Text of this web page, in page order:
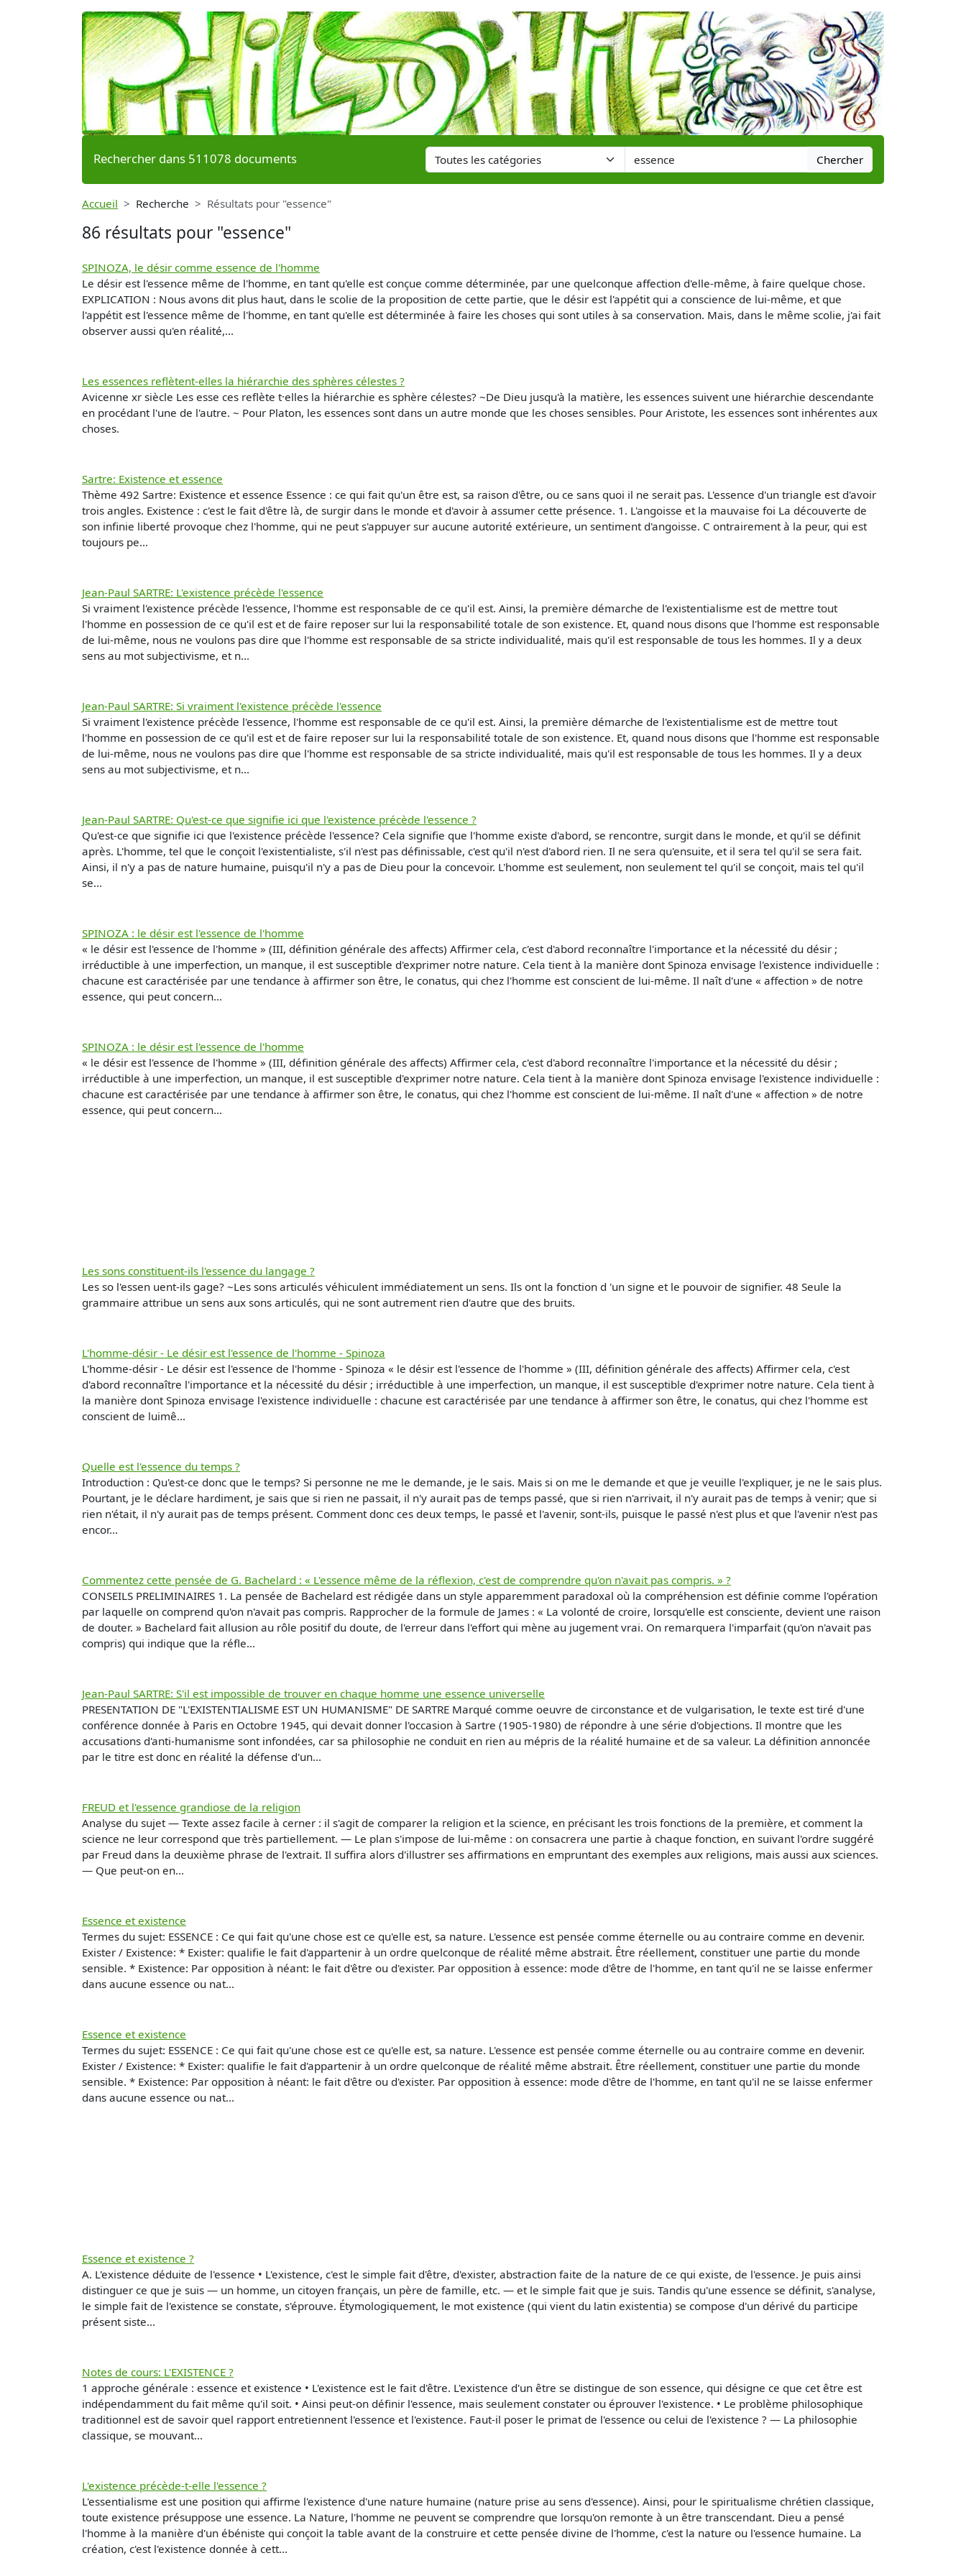
Rechercher dans 511078 documents Chercher
Accueil Recherche Résultats pour "essence"
86 résultats pour "essence"
SPINOZA, le désir comme essence de l'homme
Le désir est l'essence même de l'homme, en tant qu'elle est conçue comme déterminée, par une quelconque affection d'elle-même, à faire quelque chose.
EXPLICATION : Nous avons dit plus haut, dans le scolie de la proposition de cette partie, que le désir est l'appétit qui a conscience de lui-même, et que
l'appétit est l'essence même de l'homme, en tant qu'elle est déterminée à faire les choses qui sont utiles à sa conservation. Mais, dans le même scolie, j'ai fait
observer aussi qu'en réalité,...
Les essences reflètent-elles la hiérarchie des sphères célestes ?
Avicenne xr siècle Les esse ces reflète t·elles la hiérarchie es sphère célestes? ~De Dieu jusqu'à la matière, les essences suivent une hiérarchie descendante
en procédant l'une de l'autre. ~ Pour Platon, les essences sont dans un autre monde que les choses sensibles. Pour Aristote, les essences sont inhérentes aux
choses.
Sartre: Existence et essence
Thème 492 Sartre: Existence et essence Essence : ce qui fait qu'un être est, sa raison d'être, ou ce sans quoi il ne serait pas. L'essence d'un triangle est d'avoir
trois angles. Existence : c'est le fait d'être là, de surgir dans le monde et d'avoir à assumer cette présence. 1. L'angoisse et la mauvaise foi La découverte de
son infinie liberté provoque chez l'homme, qui ne peut s'appuyer sur aucune autorité extérieure, un sentiment d'angoisse. C ontrairement à la peur, qui est
toujours pe...
Jean-Paul SARTRE: L'existence précède l'essence
Si vraiment l'existence précède l'essence, l'homme est responsable de ce qu'il est. Ainsi, la première démarche de l'existentialisme est de mettre tout
l'homme en possession de ce qu'il est et de faire reposer sur lui la responsabilité totale de son existence. Et, quand nous disons que l'homme est responsable
de lui-même, nous ne voulons pas dire que l'homme est responsable de sa stricte individualité, mais qu'il est responsable de tous les hommes. Il y a deux
sens au mot subjectivisme, et n...
Jean-Paul SARTRE: Si vraiment l'existence précède l'essence
Si vraiment l'existence précède l'essence, l'homme est responsable de ce qu'il est. Ainsi, la première démarche de l'existentialisme est de mettre tout
l'homme en possession de ce qu'il est et de faire reposer sur lui la responsabilité totale de son existence. Et, quand nous disons que l'homme est responsable
de lui-même, nous ne voulons pas dire que l'homme est responsable de sa stricte individualité, mais qu'il est responsable de tous les hommes. Il y a deux
sens au mot subjectivisme, et n...
Jean-Paul SARTRE: Qu'est-ce que signifie ici que l'existence précède l'essence ?
Qu'est-ce que signifie ici que l'existence précède l'essence? Cela signifie que l'homme existe d'abord, se rencontre, surgit dans le monde, et qu'il se définit
après. L'homme, tel que le conçoit l'existentialiste, s'il n'est pas définissable, c'est qu'il n'est d'abord rien. Il ne sera qu'ensuite, et il sera tel qu'il se sera fait.
Ainsi, il n'y a pas de nature humaine, puisqu'il n'y a pas de Dieu pour la concevoir. L'homme est seulement, non seulement tel qu'il se conçoit, mais tel qu'il
se...
SPINOZA : le désir est l'essence de l'homme
« le désir est l'essence de l'homme » (III, définition générale des affects) Affirmer cela, c'est d'abord reconnaître l'importance et la nécessité du désir ;
irréductible à une imperfection, un manque, il est susceptible d'exprimer notre nature. Cela tient à la manière dont Spinoza envisage l'existence individuelle :
chacune est caractérisée par une tendance à affirmer son être, le conatus, qui chez l'homme est conscient de lui-même. Il naît d'une « affection » de notre
essence, qui peut concern...
SPINOZA : le désir est l'essence de l'homme
« le désir est l'essence de l'homme » (III, définition générale des affects) Affirmer cela, c'est d'abord reconnaître l'importance et la nécessité du désir ;
irréductible à une imperfection, un manque, il est susceptible d'exprimer notre nature. Cela tient à la manière dont Spinoza envisage l'existence individuelle :
chacune est caractérisée par une tendance à affirmer son être, le conatus, qui chez l'homme est conscient de lui-même. Il naît d'une « affection » de notre
essence, qui peut concern...
Les sons constituent-ils l'essence du langage ?
Les so l'essen uent-ils gage? ~Les sons articulés véhiculent immédiatement un sens. Ils ont la fonction d 'un signe et le pouvoir de signifier. 48 Seule la
grammaire attribue un sens aux sons articulés, qui ne sont autrement rien d'autre que des bruits.
L'homme-désir - Le désir est l'essence de l'homme - Spinoza
L'homme-désir - Le désir est l'essence de l'homme - Spinoza « le désir est l'essence de l'homme » (III, définition générale des affects) Affirmer cela, c'est
d'abord reconnaître l'importance et la nécessité du désir ; irréductible à une imperfection, un manque, il est susceptible d'exprimer notre nature. Cela tient à
la manière dont Spinoza envisage l'existence individuelle : chacune est caractérisée par une tendance à affirmer son être, le conatus, qui chez l'homme est
conscient de luimê...
Quelle est l'essence du temps ?
Introduction : Qu'est-ce donc que le temps? Si personne ne me le demande, je le sais. Mais si on me le demande et que je veuille l'expliquer, je ne le sais plus.
Pourtant, je le déclare hardiment, je sais que si rien ne passait, il n'y aurait pas de temps passé, que si rien n'arrivait, il n'y aurait pas de temps à venir; que si
rien n'était, il n'y aurait pas de temps présent. Comment donc ces deux temps, le passé et l'avenir, sont-ils, puisque le passé n'est plus et que l'avenir n'est pas
encor...
Commentez cette pensée de G. Bachelard : « L'essence même de la réflexion, c'est de comprendre qu'on n'avait pas compris. » ?
CONSEILS PRELIMINAIRES 1. La pensée de Bachelard est rédigée dans un style apparemment paradoxal où la compréhension est définie comme l'opération
par laquelle on comprend qu'on n'avait pas compris. Rapprocher de la formule de James : « La volonté de croire, lorsqu'elle est consciente, devient une raison
de douter. » Bachelard fait allusion au rôle positif du doute, de l'erreur dans l'effort qui mène au jugement vrai. On remarquera l'imparfait (qu'on n'avait pas
compris) qui indique que la réfle...
Jean-Paul SARTRE: S'il est impossible de trouver en chaque homme une essence universelle
PRESENTATION DE "L'EXISTENTIALISME EST UN HUMANISME" DE SARTRE Marqué comme oeuvre de circonstance et de vulgarisation, le texte est tiré d'une
conférence donnée à Paris en Octobre 1945, qui devait donner l'occasion à Sartre (1905-1980) de répondre à une série d'objections. Il montre que les
accusations d'anti-humanisme sont infondées, car sa philosophie ne conduit en rien au mépris de la réalité humaine et de sa valeur. La définition annoncée
par le titre est donc en réalité la défense d'un...
FREUD et l'essence grandiose de la religion
Analyse du sujet — Texte assez facile à cerner : il s'agit de comparer la religion et la science, en précisant les trois fonctions de la première, et comment la
science ne leur correspond que très partiellement. — Le plan s'impose de lui-même : on consacrera une partie à chaque fonction, en suivant l'ordre suggéré
par Freud dans la deuxième phrase de l'extrait. Il suffira alors d'illustrer ses affirmations en empruntant des exemples aux religions, mais aussi aux sciences.
— Que peut-on en...
Essence et existence
Termes du sujet: ESSENCE : Ce qui fait qu'une chose est ce qu'elle est, sa nature. L'essence est pensée comme éternelle ou au contraire comme en devenir.
Exister / Existence: * Exister: qualifie le fait d'appartenir à un ordre quelconque de réalité même abstrait. Être réellement, constituer une partie du monde
sensible. * Existence: Par opposition à néant: le fait d'être ou d'exister. Par opposition à essence: mode d'être de l'homme, en tant qu'il ne se laisse enfermer
dans aucune essence ou nat...
Essence et existence
Termes du sujet: ESSENCE : Ce qui fait qu'une chose est ce qu'elle est, sa nature. L'essence est pensée comme éternelle ou au contraire comme en devenir.
Exister / Existence: * Exister: qualifie le fait d'appartenir à un ordre quelconque de réalité même abstrait. Être réellement, constituer une partie du monde
sensible. * Existence: Par opposition à néant: le fait d'être ou d'exister. Par opposition à essence: mode d'être de l'homme, en tant qu'il ne se laisse enfermer
dans aucune essence ou nat...
Essence et existence ?
A. L'existence déduite de l'essence • L'existence, c'est le simple fait d'être, d'exister, abstraction faite de la nature de ce qui existe, de l'essence. Je puis ainsi
distinguer ce que je suis — un homme, un citoyen français, un père de famille, etc. — et le simple fait que je suis. Tandis qu'une essence se définit, s'analyse,
le simple fait de l'existence se constate, s'éprouve. Étymologiquement, le mot existence (qui vient du latin existentia) se compose d'un dérivé du participe
présent siste...
Notes de cours: L'EXISTENCE ?
1 approche générale : essence et existence • L'existence est le fait d'être. L'existence d'un être se distingue de son essence, qui désigne ce que cet être est
indépendamment du fait même qu'il soit. • Ainsi peut-on définir l'essence, mais seulement constater ou éprouver l'existence. • Le problème philosophique
traditionnel est de savoir quel rapport entretiennent l'essence et l'existence. Faut-il poser le primat de l'essence ou celui de l'existence ? — La philosophie
classique, se mouvant...
L'existence précède-t-elle l'essence ?
L'essentialisme est une position qui affirme l'existence d'une nature humaine (nature prise au sens d'essence). Ainsi, pour le spiritualisme chrétien classique,
toute existence présuppose une essence. La Nature, l'homme ne peuvent se comprendre que lorsqu'on remonte à un être transcendant. Dieu a pensé
l'homme à la manière d'un ébéniste qui conçoit la table avant de la construire et cette pensée divine de l'homme, c'est la nature ou l'essence humaine. La
création, c'est l'existence donnée à cett...